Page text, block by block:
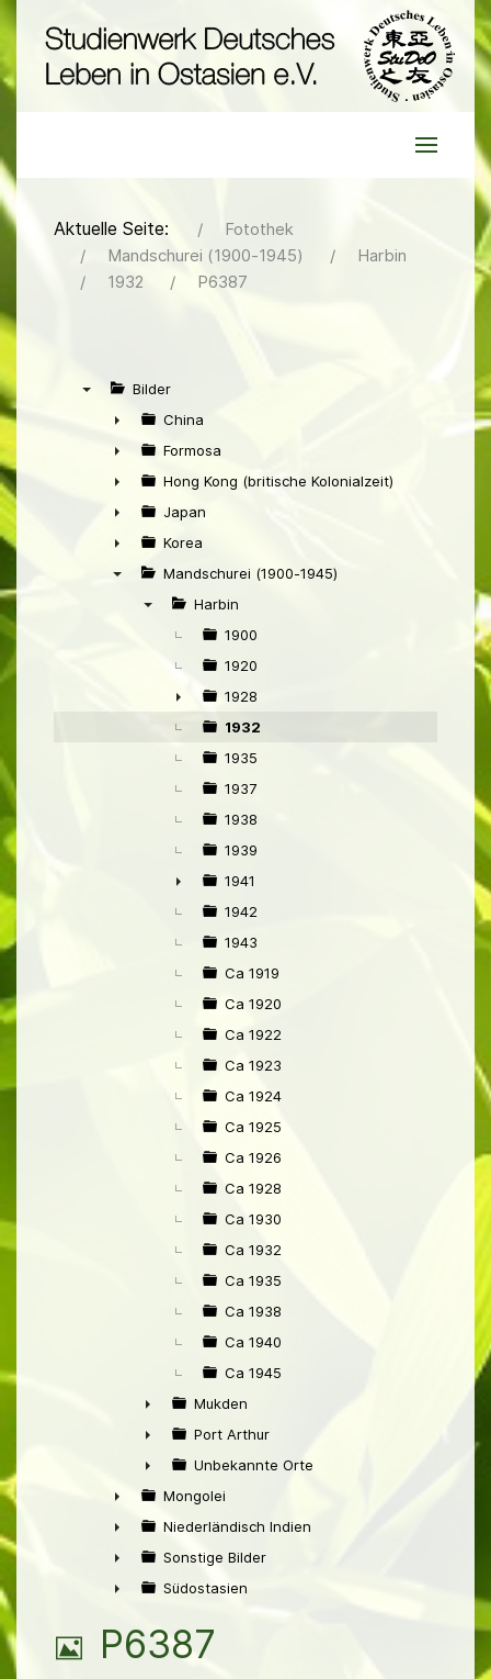
Aktuelle Seite:
Fotothek
Mandschurei (1900-1945)
Harbin
1932
P6387
Bilder
►
China
►
Formosa
►
Hong Kong (britische Kolonialzeit)
►
Japan
►
Korea
Mandschurei (1900-1945)
Harbin
1900
1920
►
1928
1932
1935
1937
1938
1939
►
1941
1942
1943
Ca 1919
Ca 1920
Ca 1922
Ca 1923
Ca 1924
Ca 1925
Ca 1926
Ca 1928
Ca 1930
Ca 1932
Ca 1935
Ca 1938
Ca 1940
Ca 1945
►
Mukden
►
Port Arthur
►
Unbekannte Orte
►
Mongolei
►
Niederländisch Indien
►
Sonstige Bilder
Südostasien
B
P6387